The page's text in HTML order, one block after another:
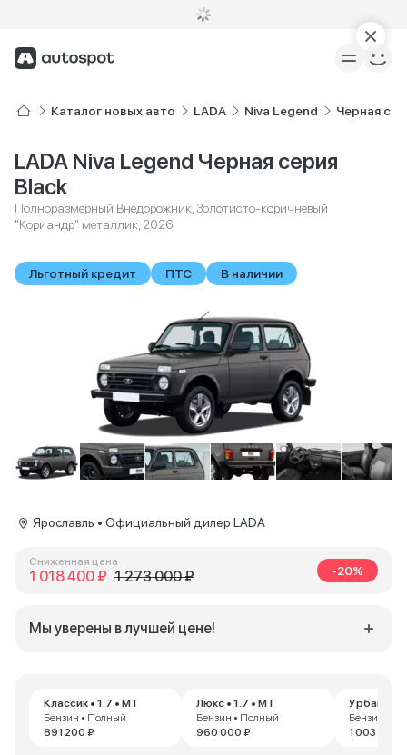
Каталог новых авто LADA Niva Legend Черная
LADA Niva Legend Черная серия
Black
Полноразмерный Внедорожник, Золотисто-коричневый
"Кориандр" металлик, 2026
Льготный кредит ПТС В наличии
Классик • 1.7 • MT
Бензин • Полный
891 200 ₽
Люкс • 1.7 • MT
Бензин • Полный
960 000 ₽
Урбан •
Бензин •
1 003 200 ₽
Ярославль • Официальный дилер LADA
Сниженная цена
1 018 400 ₽ 1 273 000 ₽ -20%
Мы уверены в лучшей цене!